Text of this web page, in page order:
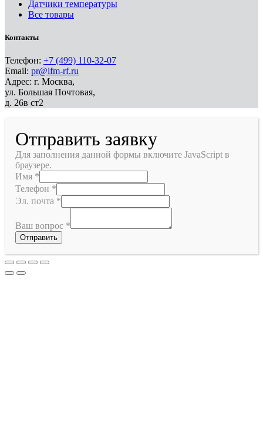
Датчики температуры
Все товары
Контакты
Телефон: +7 (499) 110-32-07
Email: pr@ifm-rf.ru
Адрес: г. Москва,
ул. Большая Почтовая,
д. 26в ст2
Отправить заявку
Для заполнения данной формы включите JavaScript в
браузере.
Имя *
Телефон *
Эл. почта *
Ваш вопрос *
Отправить